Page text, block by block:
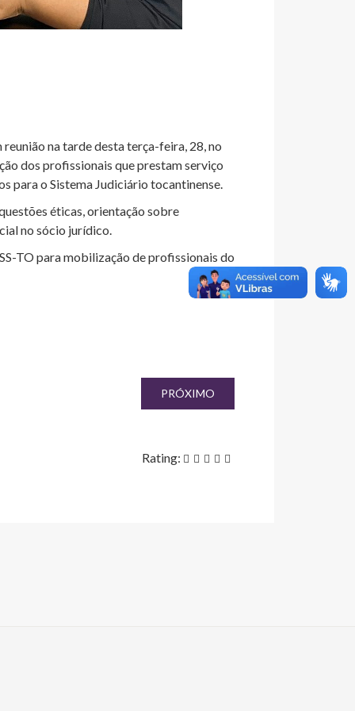
na tarde desta terça-feira, 28, no
dos profissionais que prestam serviço
para o Sistema Judiciário tocantinense.
éticas, orientação sobre
no sócio jurídico.
TO para mobilização de profissionais do
PRÓXIMO
Rating: